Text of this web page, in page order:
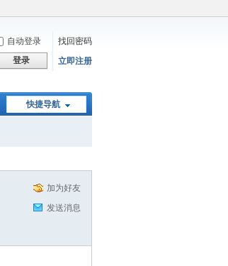
自动登录
找回密码
登录 立即注册
快捷导航
加为好友
发送消息